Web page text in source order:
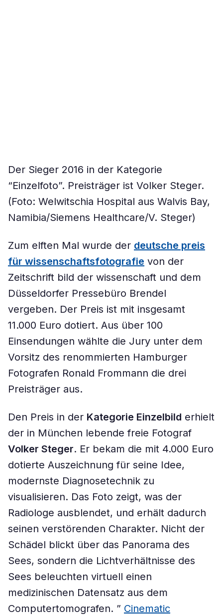
Der Sieger 2016 in der Kategorie
“Einzelfoto”. Preisträger ist Volker Steger.
(Foto: Welwitschia Hospital aus Walvis Bay,
Namibia/Siemens Healthcare/V. Steger)
Zum elften Mal wurde der deutsche preis
für wissenschaftsfotografie von der
Zeitschrift bild der wissenschaft und dem
Düsseldorfer Pressebüro Brendel
vergeben. Der Preis ist mit insgesamt
11.000 Euro dotiert. Aus über 100
Einsendungen wählte die Jury unter dem
Vorsitz des renommierten Hamburger
Fotografen Ronald Frommann die drei
Preisträger aus.
Den Preis in der Kategorie Einzelbild erhielt
der in München lebende freie Fotograf
Volker Steger. Er bekam die mit 4.000 Euro
dotierte Auszeichnung für seine Idee,
modernste Diagnosetechnik zu
visualisieren. Das Foto zeigt, was der
Radiologe ausblendet, und erhält dadurch
seinen verstörenden Charakter. Nicht der
Schädel blickt über das Panorama des
Sees, sondern die Lichtverhältnisse des
Sees beleuchten virtuell einen
medizinischen Datensatz aus dem
Computertomografen. ” Cinematic